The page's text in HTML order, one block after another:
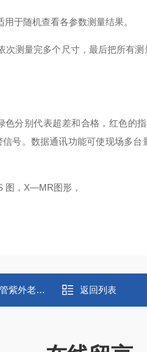
于随机查看各参数测量结果。
次测量完多个尺寸，最后把所有
色分别代表超差和合格，红色的
号。数据通讯功能可使现场多
图，X—MR图形，
试验箱专用 返回列表